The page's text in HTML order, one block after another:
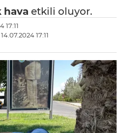
hava etkili oluyor.
17:11
17:11